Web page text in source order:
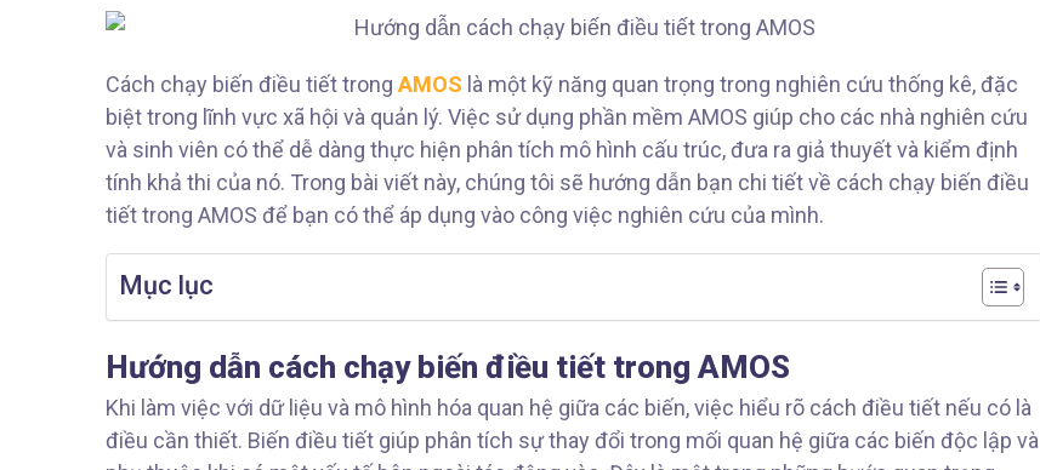
Cách chạy biến điều tiết trong AMOS là một kỹ năng quan trọng trong nghiên cứu thống kê, đặc
biệt trong lĩnh vực xã hội và quản lý. Việc sử dụng phần mềm AMOS giúp cho các nhà nghiên cứu
và sinh viên có thể dễ dàng thực hiện phân tích mô hình cấu trúc, đưa ra giả thuyết và kiểm định
tính khả thi của nó. Trong bài viết này, chúng tôi sẽ hướng dẫn bạn chi tiết về cách chạy biến điều
tiết trong AMOS để bạn có thể áp dụng vào công việc nghiên cứu của mình.
Mục lục
Hướng dẫn cách chạy biến điều tiết trong AMOS
Khi làm việc với dữ liệu và mô hình hóa quan hệ giữa các biến, việc hiểu rõ cách điều tiết nếu có là
điều cần thiết. Biến điều tiết giúp phân tích sự thay đổi trong mối quan hệ giữa các biến độc lập và